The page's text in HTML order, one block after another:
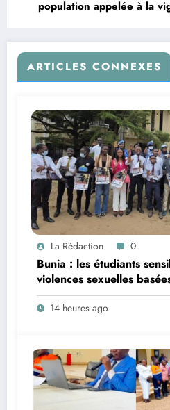
population appelée à la
ARTICLES CONNEXES
La Rédaction 0
Bunia : les étudiants
violences sexuelles
au harcèlement sexuel
universitaire
14 heures ago